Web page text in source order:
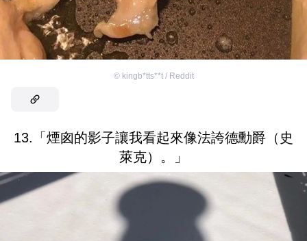
© kingb*tts**t / Reddit
13.「煙囪的影子讓我看起來像法誇德勳爵（史
萊克）。」